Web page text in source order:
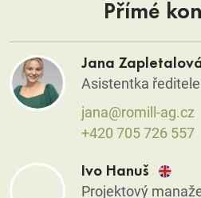
Přímé
Jana
Asistentka ředitele
jana@romill-ag.cz
+420 705 726 557
Ivo Hanuš
Projektový